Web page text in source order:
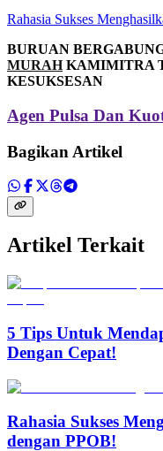
Rahasia Sukses
BURUAN
MURAHKAMIMITRA
KESUKSESAN
Agen Pulsa Dan
Bagikan Artikel
Artikel Terkait
5 Tips Untuk
Dengan Cepat!
Rahasia Sukses
dengan PPOB!